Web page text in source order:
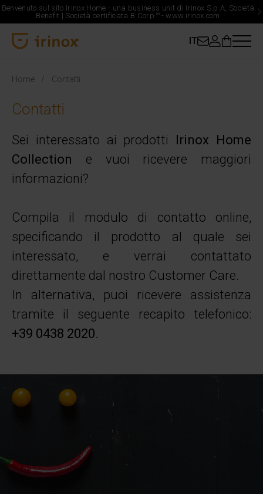
Benvenuto sul sito Irinox Home - una business unit di Irinox S.p.A, Società
Benefit | Società certificata B Corp ™-www.irinox.com
IT
Home Contatti
Contatti
Sei interessato ai prodotti Irinox Home
Collection e vuoi ricevere maggiori
informazioni?
Compila il modulo di contatto online,
specificando il prodotto al quale sei
interessato, e verrai contattato
direttamente dal nostro Customer Care.
In alternativa, puoi ricevere assistenza
tramite il seguente recapito telefonico:
+39 0438 2020.